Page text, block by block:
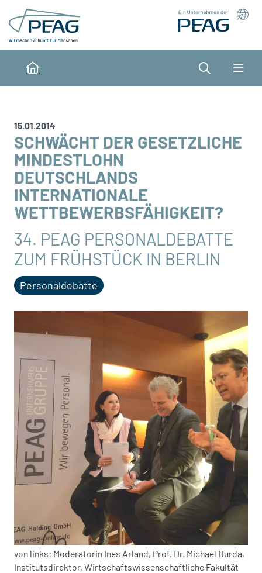
Direkt zu den Inhalten springen
Home
Suche
15.01.2014
SCHWÄCHT DER GESETZLICHE
MINDESTLOHN
DEUTSCHLANDS
INTERNATIONALE
WETTBEWERBSFÄHIGKEIT?
34. PEAG PERSONALDEBATTE
ZUM FRÜHSTÜCK IN BERLIN
Personaldebatte
von links: Moderatorin Ines Arland, Prof. Dr. Michael Burda,
Institutsdirektor, Wirtschaftswissenschaftliche Fakultät